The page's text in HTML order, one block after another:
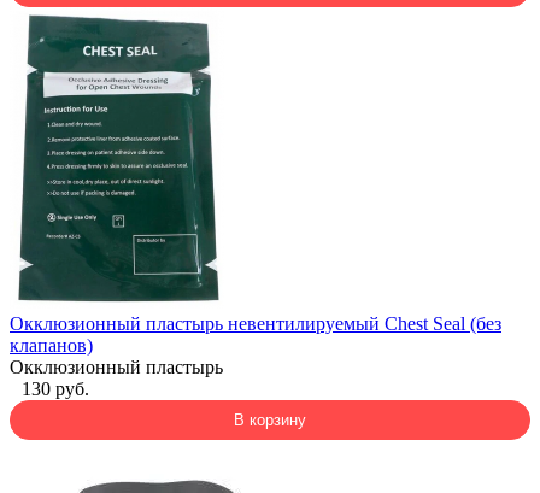
Окклюзионный пластырь невентилируемый Chest Seal (без
клапанов)
Окклюзионный пластырь
130 руб.
В корзину